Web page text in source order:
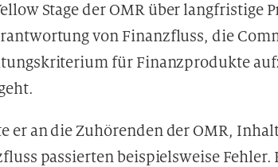
Stage der OMR über
von Finanzfluss, die
für Finanzprodukte
er an die Zuhörenden der OMR,
passierten beispielsweise